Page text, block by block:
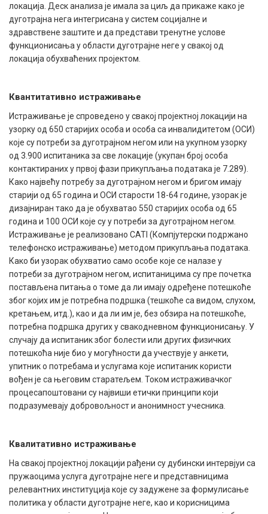
локација. Деск анализа је имала за циљ да прикаже како је
дуготрајна нега интегрисана у систем социјалне и
здравствене заштите и да представи тренутне услове
функционисања у области дуготрајне неге у свакој од
локација обухваћених пројектом.
Квантитативно истраживање
Истраживање је спроведено у свакој пројектној локацији на
узорку од 650 старијих особа и особа са инвалидитетом (ОСИ)
које су потреби за дуготрајном негом или на укупном узорку
од 3.900 испитаника за све локације (укупан број особа
контактираних у првој фази прикупљања података је 7.289).
Како највећу потребу за дуготрајном негом и бригом имају
старији од 65 година и ОСИ старости 18-64 године, узорак је
дизајниран тако да је обухватао 550 старијих особа од 65
година и 100 ОСИ које су у потреби за дуготрајном негом.
Истраживање је реализовано CATI (Компјутерски подржано
телефонско истраживање) методом прикупљања података.
Како би узорак обухватио само особе које се налазе у
потреби за дуготрајном негом, испитаницима су пре почетка
постављена питања о томе да ли имају одређене потешкоће
због којих им је потребна подршка (тешкоће са видом, слухом,
кретањем, итд.), као и да ли им је, без обзира на потешкоће,
потребна подршка других у свакодневном функционисању. У
случају да испитаник због болести или других физичких
потешкоћа није био у могућности да учествује у анкети,
упитник о потребама и услугама које испитаник користи
вођен је са његовим старатељем. Током истраживачког
процесапоштовани су највиши етички принципи који
подразумевају добровољност и анонимност учесника.
Квалитативно истраживање
На свакој пројектној локацији рађени су дубински интервјуи са
пружаоцима услуга дуготрајне неге и представницима
релевантних институција које су задужене за формулисање
политика у области дуготрајне неге, као и корисницима